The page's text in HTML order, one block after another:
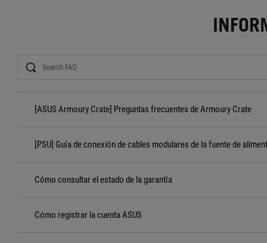
[ASUS Armoury Crate] Preguntas frecuentes de Armoury Crate
[PSU] Guía de conexión de cables modulares de la fuente de
Cómo consultar el estado de la garantía
Cómo registrar la cuenta ASUS